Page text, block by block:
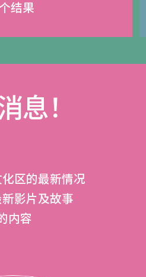
结果
息！
区的最新情况
影片及故事
内容